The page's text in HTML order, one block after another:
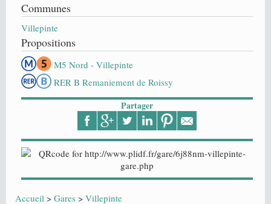
Accueil > Gares > Villepinte
Communes
Villepinte
Propositions
M5 Nord - Villepinte
RER B Remaniement de Roissy
Partager